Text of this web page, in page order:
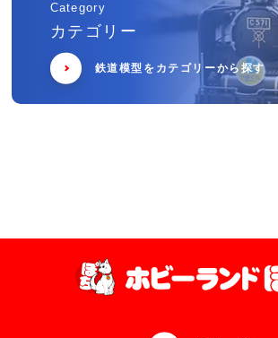
Category
カテゴリー
鉄道模型をカテゴリーから探す